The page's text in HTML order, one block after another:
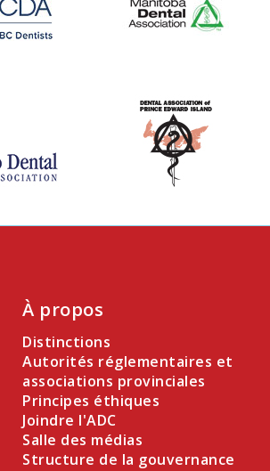
À propos
Distinctions
Autorités réglementaires et
associations provinciales
Principes éthiques
Joindre l'ADC
Salle des médias
Structure de la gouvernance